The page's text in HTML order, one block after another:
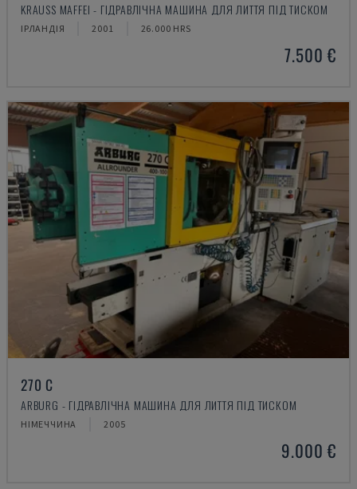
KRAUSS MAFFEI - ГІДРАВЛІЧНА МАШИНА ДЛЯ ЛИТТЯ ПІД ТИСКОМ
ІРЛАНДІЯ 2001 26.000 HRS
7.500 €
270 C
ARBURG - ГІДРАВЛІЧНА МАШИНА ДЛЯ ЛИТТЯ ПІД ТИСКОМ
НІМЕЧЧИНА 2005
9.000 €